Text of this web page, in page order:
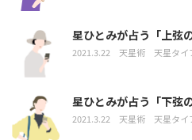
星ひとみが占う「上弦
2021.3.22 天星術 天星タイ
星ひとみが占う「下弦
2021.3.22 天星術 天星タイ